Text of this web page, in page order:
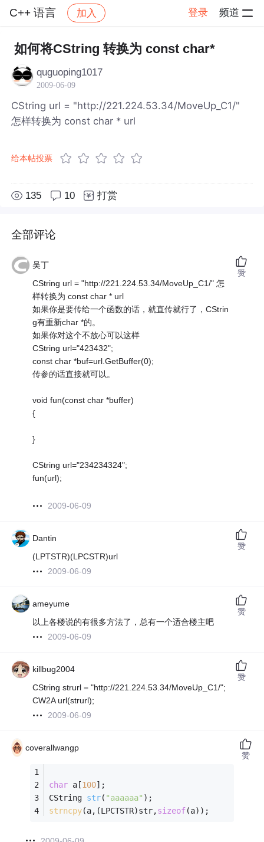
C++ 语言 加入 登录 频道
社区 C++ 语言 帖子详情
如何将CString 转换为 const char*
quguoping1017
2009-06-09
CString url = "http://221.224.53.34/MoveUp_C1/"
怎样转换为 const char * url
给本帖投票
135 10 打赏
全部评论
吴丁
CString url = "http://221.224.53.34/MoveUp_C1/" 怎
样转换为 const char * url
如果你是要传给一个函数的话，就直传就行了，CStrin
g有重新char *的。
如果你对这个不放心可以这样
CString url="423432";
const char *buf=url.GetBuffer(0);
传参的话直接就可以。
void fun(const char *buffer)
{
}
CString url="234234324";
fun(url);
2009-06-09
赞
Dantin
(LPTSTR)(LPCSTR)url
2009-06-09
赞
ameyume
以上各楼说的有很多方法了，总有一个适合楼主吧
2009-06-09
赞
killbug2004
CString strurl = "http://221.224.53.34/MoveUp_C1/";
CW2A url(strurl);
2009-06-09
赞
coverallwangp
char a[100];
CString str( "aaaaaa" ) ;
strncpy(a,(LPCTSTR)str,sizeof(a));
赞